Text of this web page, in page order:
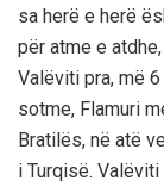
sa herë e herë
për atme e
Valëviti pra, më
sotme, Flamuri
Bratilës, në atë
i Turqisë.